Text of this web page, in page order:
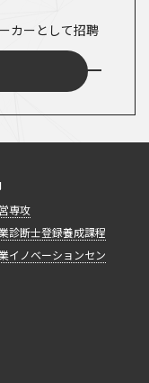
カーとして招聘
専攻
診断士登録養成課程
イノベーションセン